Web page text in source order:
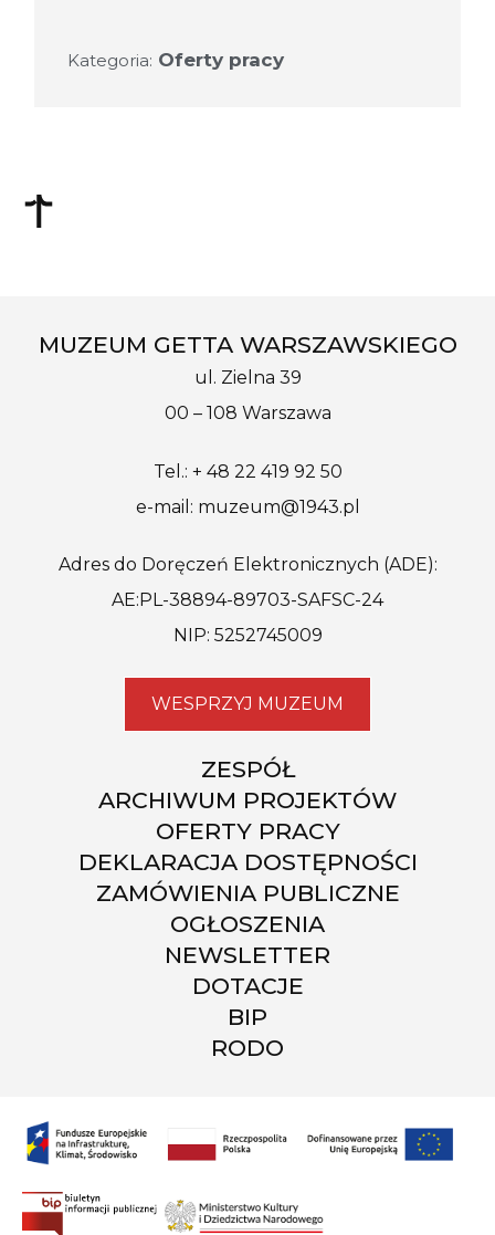
Kategoria: Oferty pracy
MUZEUM GETTA WARSZAWSKIEGO
ul. Zielna 39
00 – 108 Warszawa
Tel.: + 48 22 419 92 50
e-mail: muzeum@1943.pl
Adres do Doręczeń Elektronicznych (ADE):
AE:PL-38894-89703-SAFSC-24
NIP: 5252745009
WESPRZYJ MUZEUM
ZESPÓŁ
ARCHIWUM PROJEKTÓW
OFERTY PRACY
DEKLARACJA DOSTĘPNOŚCI
ZAMÓWIENIA PUBLICZNE
OGŁOSZENIA
NEWSLETTER
DOTACJE
BIP
RODO